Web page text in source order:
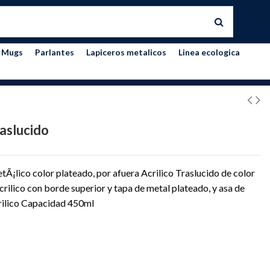
Mugs Parlantes Lapiceros metalicos Linea ecologica
color plateado, por afuera Acrilico Traslucido de color
con borde superior y tapa de metal plateado, y asa de
Capacidad 450ml